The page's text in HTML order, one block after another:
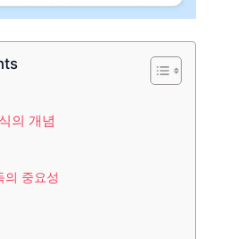
의 개념
의 중요성